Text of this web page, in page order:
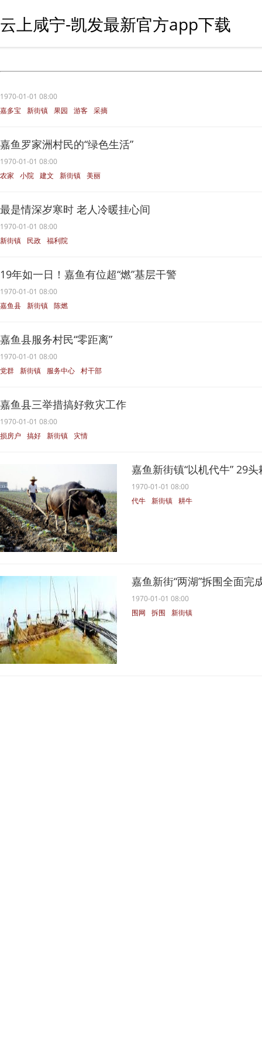
云上咸宁-凯发最新官方app下载
1970-01-01 08:00
嘉多宝
新街镇 果园 游客 采摘
嘉鱼罗家洲村民的“绿色生活”
1970-01-01 08:00
农家
小院 建文 新街镇 美丽
最是情深岁寒时 老人冷暖挂心间
1970-01-01 08:00
新街镇
民政 福利院
19年如一日！嘉鱼有位超“燃”基层干警
1970-01-01 08:00
嘉鱼县 新街镇 陈燃
嘉鱼县服务村民“零距离”
1970-01-01 08:00
党群 新街镇 服务中心 村干部
嘉鱼县三举措搞好救灾工作
1970-01-01 08:00
损房户
搞好 新街镇 灾情
嘉鱼新街镇“以机代牛” 29
1970-01-01 08:00
代牛 新街镇 耕牛
嘉鱼新街“两湖”拆围全面完
1970-01-01 08:00
围网
拆围 新街镇